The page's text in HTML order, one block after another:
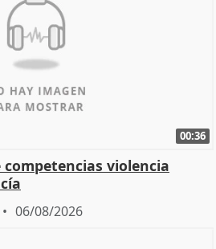
00:36
competencias violencia
06/08/2026